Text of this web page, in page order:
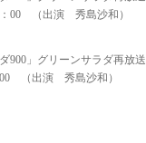
（出演 秀島沙和）
900」グリーンサラダ再放送
（出演 秀島沙和）